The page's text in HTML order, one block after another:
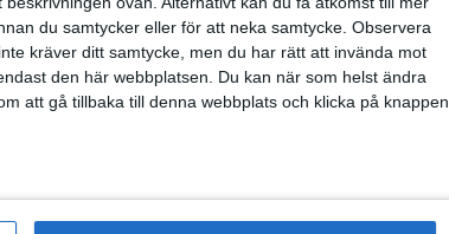
du samtycker eller för att neka samtycke. Observera
kräver ditt samtycke, men du har rätt att invända mot
den här webbplatsen. Du kan när som helst ändra
att gå tillbaka till denna webbplats och klicka på knappen